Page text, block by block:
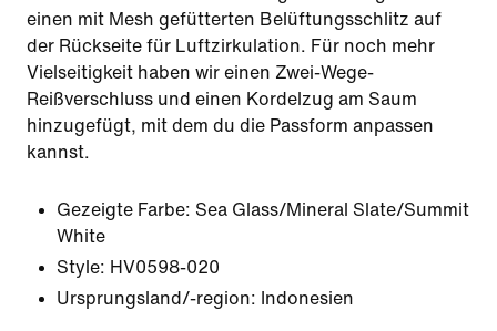
einen mit Mesh gefütterten Belüftungsschlitz auf
der Rückseite für Luftzirkulation. Für noch mehr
Vielseitigkeit haben wir einen Zwei-Wege-
Reißverschluss und einen Kordelzug am Saum
hinzugefügt, mit dem du die Passform anpassen
kannst.
Gezeigte Farbe: Sea Glass/Mineral Slate/Summit
White
Style: HV0598-020
Ursprungsland/-region: Indonesien